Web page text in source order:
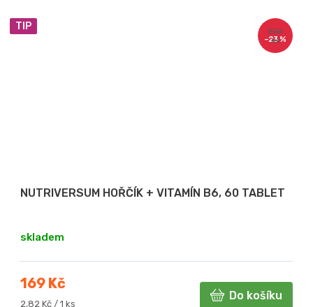
TIP
220
Kč
–23 %
NUTRIVERSUM HOŘČÍK + VITAMÍN B6, 60 TABLET
skladem
169 Kč
Měrná
2,82 Kč / 1 ks
Do košíku